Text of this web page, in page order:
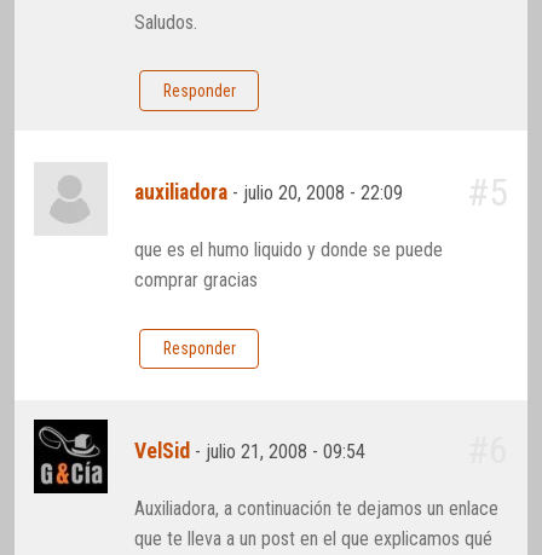
Saludos.
Responder
auxiliadora - julio 20, 2008 - 22:09 #5
que es el humo liquido y donde se puede
comprar gracias
Responder
VelSid - julio 21, 2008 - 09:54
Auxiliadora, a continuación te dejamos un enlace
que te lleva a un post en el que explicamos qué